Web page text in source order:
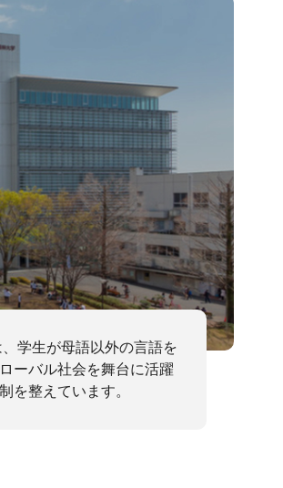
学生が母語以外の言語を
ーバル社会を舞台に活躍
を整えています。